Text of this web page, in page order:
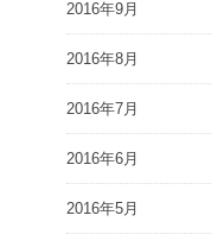
2016年9月
2016年8月
2016年7月
2016年6月
2016年5月